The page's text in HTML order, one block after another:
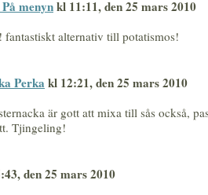
menynkl 11:11, den 25 mars 2010
fantastiskt alternativ till potatismos!
Perka kl 12:21, den 25 mars 2010
är gott att mixa till sås också,
Tjingeling!
den 25 mars 2010